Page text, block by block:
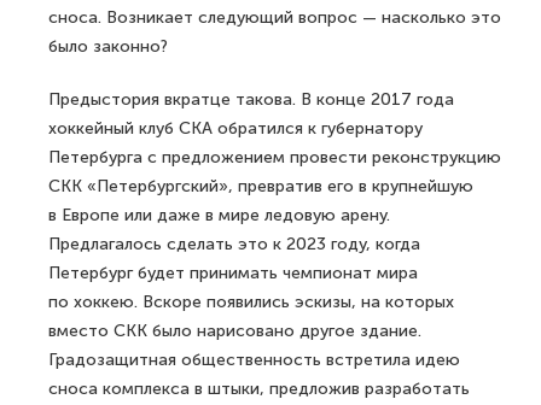
сноса. Возникает следующий вопрос — насколько это
было законно?
Предыстория вкратце такова. В конце 2017 года
хоккейный клуб СКА обратился к губернатору
Петербурга с предложением провести реконструкцию
СКК «Петербургский», превратив его в крупнейшую
в Европе или даже в мире ледовую арену.
Предлагалось сделать это к 2023 году, когда
Петербург будет принимать чемпионат мира
по хоккею. Вскоре появились эскизы, на которых
вместо СКК было нарисовано другое здание.
Градозащитная общественность встретила идею
сноса комплекса в штыки, предложив разработать